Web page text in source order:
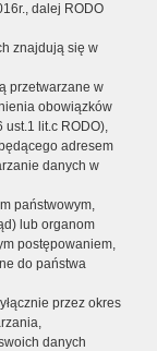
dalej RODO
znajdują się w
przetwarzane w
obowiązków
lit.c RODO),
adresem
danych w
państwowym,
lub organom
postępowaniem,
do państwa
przez okres
danych